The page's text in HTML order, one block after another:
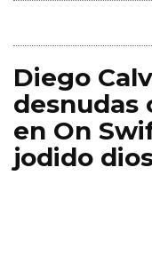
Diego
desnudas
en On
jodido